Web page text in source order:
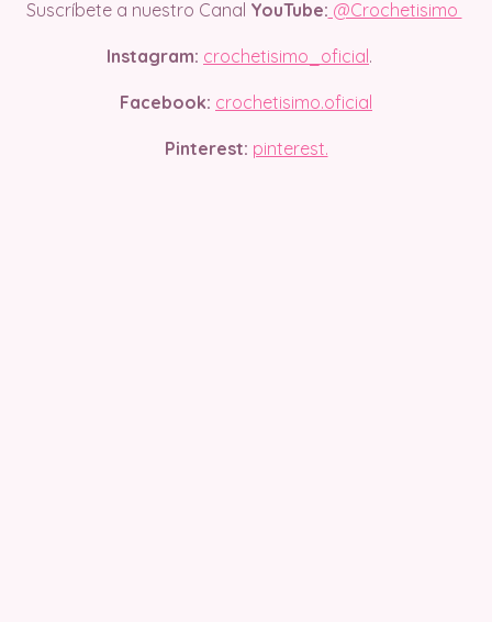
Suscríbete a nuestro Canal YouTube: @Crochetisimo
Instagram: crochetisimo_oficial .
Facebook: crochetisimo.oficial
Pinterest: pinterest.